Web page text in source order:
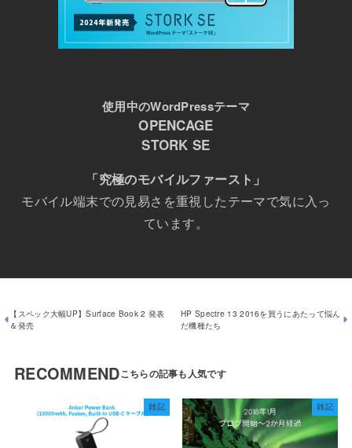
使用中のWordPressテーマ
OPENCAGE
STORK SE
「究極のモバイルファースト」
モバイル端末での見易さを重視したテーマで気に入っ
ています。
【スペック大幅UP】Surface Book 2 発表
＆発売
HP Spectre 13 2016を買うにあたって悩ん
だ機種たち
RECOMMEND
雑記 雑記